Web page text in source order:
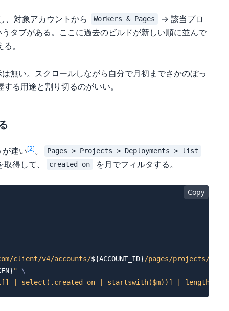
、対象アカウントから Workers & Pages
→ 該当プロ
タブがある。ここに過去のビルドが新しい順に並んで
。
無い。スクロールしながら自分で月初までさかのぼっ
る用途と割り切るのがいい。
速い[2]。 Pages > Projects > Deployments > list
得して、 created_on を月でフィルタする。
Copy
client/v4/accounts/${ACCOUNT_ID}/pages/projects/
"
\
| select(.created_on | startswith($m))] | length'